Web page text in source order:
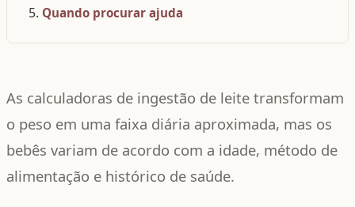
Quando procurar ajuda
As calculadoras de ingestão de leite transformam
o peso em uma faixa diária aproximada, mas os
bebês variam de acordo com a idade, método de
alimentação e histórico de saúde.